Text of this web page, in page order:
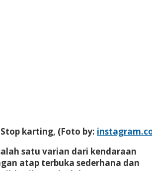
karting, (Foto by:
satu varian dari kendaraan
atap terbuka sederhana dan